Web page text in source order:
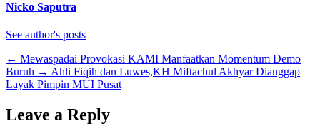
Nicko Saputra
See author's posts
← Mewaspadai Provokasi KAMI Manfaatkan Momentum Demo
Buruh → Ahli Fiqih dan Luwes,KH Miftachul Akhyar Dianggap
Layak Pimpin MUI Pusat
Leave a Reply